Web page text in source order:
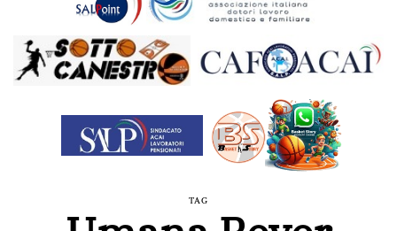
TAG